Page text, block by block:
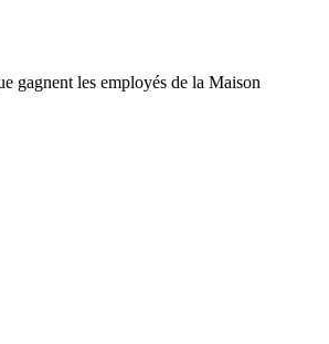
gagnent les employés de la Maison